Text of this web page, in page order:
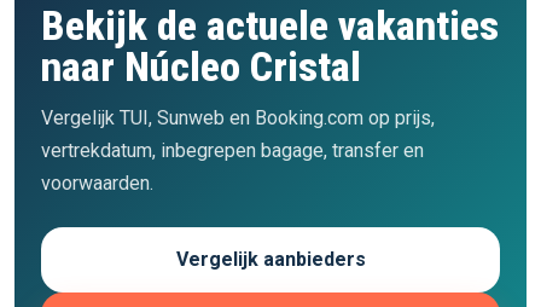
Bekijk de actuele vakanties
naar Núcleo Cristal
Vergelijk TUI, Sunweb en Booking.com op prijs,
vertrekdatum, inbegrepen bagage, transfer en
voorwaarden.
Vergelijk aanbieders